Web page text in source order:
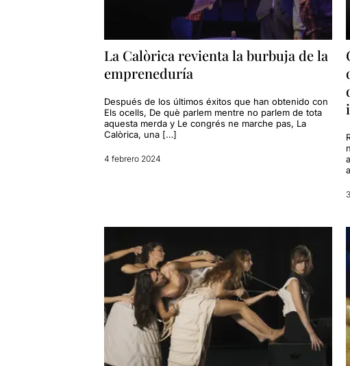
La Calòrica revienta la burbuja de la
empreneduría
Después de los últimos éxitos que han obtenido con
Els ocells, De què parlem mentre no parlem de tota
aquesta merda y Le congrés ne marche pas, La
Calòrica, una […]
4 febrero 2024